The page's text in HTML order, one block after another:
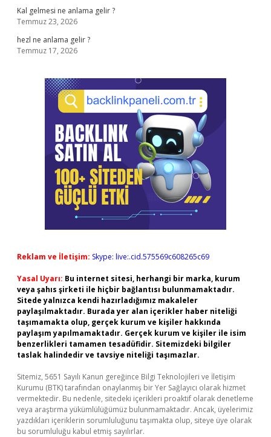
Kal gelmesi ne anlama gelir ?
Temmuz 23, 2026
hezl ne anlama gelir ?
Temmuz 17, 2026
Reklam ve İletişim: Skype: live:.cid.575569c608265c69
Yasal Uyarı: Bu internet sitesi, herhangi bir marka, kurum
veya şahıs şirketi ile hiçbir bağlantısı bulunmamaktadır.
Sitede yalnızca kendi hazırladığımız makaleler
paylaşılmaktadır. Burada yer alan içerikler haber niteliği
taşımamakta olup, gerçek kurum ve kişiler hakkında
paylaşım yapılmamaktadır. Gerçek kurum ve kişiler ile isim
benzerlikleri tamamen tesadüfidir. Sitemizdeki bilgiler
taslak halindedir ve tavsiye niteliği taşımazlar.
Sitemiz, 5651 Sayılı Kanun gereğince Bilgi Teknolojileri ve İletişim
Kurumu (BTK) tarafından onaylanmış bir Yer Sağlayıcı olarak hizmet
vermektedir. Bu nedenle, sitedeki içerikleri proaktif olarak denetleme
veya araştırma yükümlülüğümüz bulunmamaktadır. Ancak, üyelerimiz
yazdıkları içeriklerin sorumluluğunu taşımakta olup, siteye üye olarak
bu sorumluluğu kabul etmiş sayılırlar.